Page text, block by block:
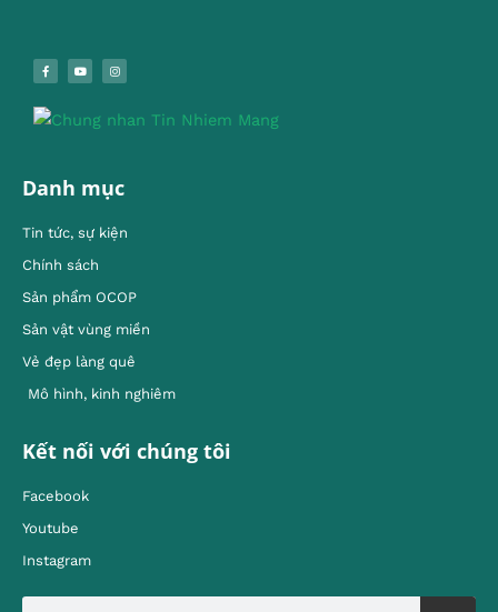
Danh mục
Tin tức, sự kiện
Chính sách
Sản phẩm OCOP
Sản vật vùng miền
Vẻ đẹp làng quê
Mô hình, kinh nghiêm
Kết nối với chúng tôi
Facebook
Youtube
Instagram